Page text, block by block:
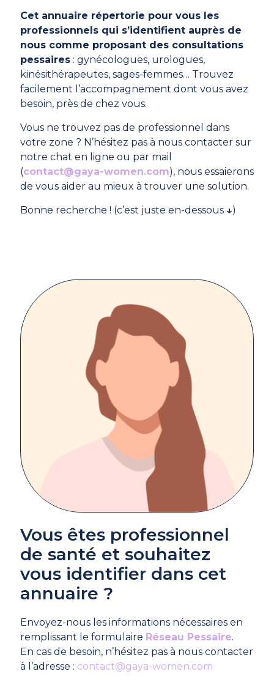
Cet annuaire répertorie pour vous les
professionnels qui s’identifient auprès de
nous comme proposant des consultations
pessaires : gynécologues, urologues,
kinésithérapeutes, sages-femmes… Trouvez
facilement l’accompagnement dont vous avez
besoin, près de chez vous.
Vous ne trouvez pas de professionnel dans
votre zone ? N’hésitez pas à nous contacter sur
notre chat en ligne ou par mail
(contact@gaya-women.com), nous essaierons
de vous aider au mieux à trouver une solution.
Bonne recherche ! (c’est juste en-dessous ↓)
Vous êtes professionnel
de santé et souhaitez
vous identifier dans cet
annuaire ?
Envoyez-nous les informations nécessaires en
remplissant le formulaire Réseau Pessaire.
En cas de besoin, n’hésitez pas à nous contacter
à l’adresse : contact@gaya-women.com